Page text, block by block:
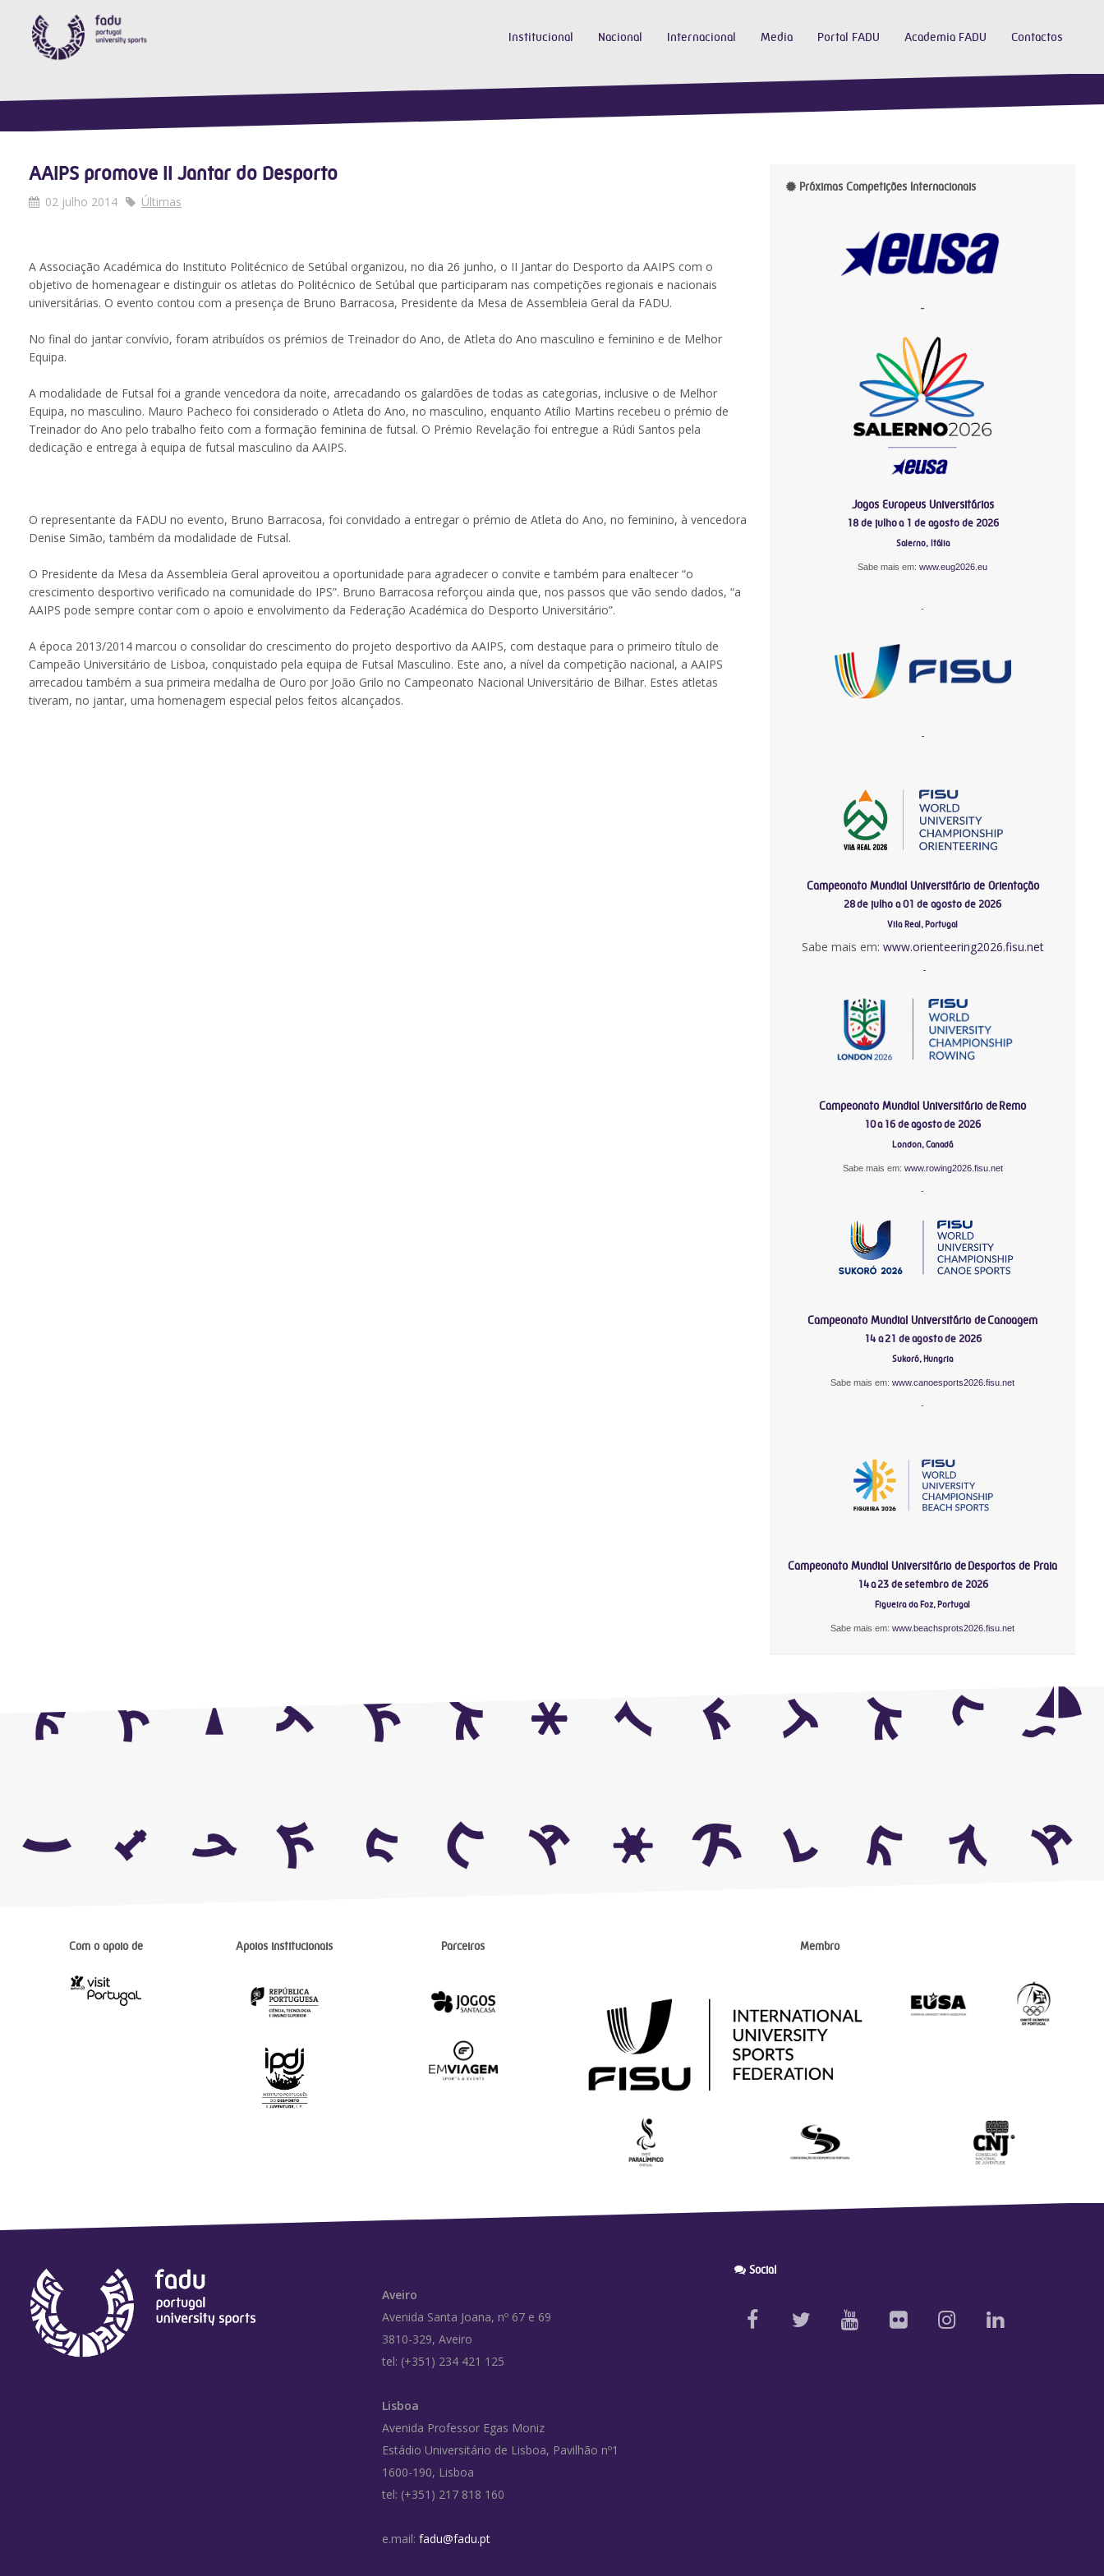
Institucional Nacional Internacional Media Portal FADU Academia FADU Contactos
AAIPS promove II Jantar do Desporto
02 julho 2014 Últimas
A Associação Académica do Instituto Politécnico de Setúbal organizou, no dia 26 junho, o II Jantar do Desporto da AAIPS com o
objetivo de homenagear e distinguir os atletas do Politécnico de Setúbal que participaram nas competições regionais e nacionais
universitárias. O evento contou com a presença de Bruno Barracosa, Presidente da Mesa de Assembleia Geral da FADU.
No final do jantar convívio, foram atribuídos os prémios de Treinador do Ano, de Atleta do Ano masculino e feminino e de Melhor
Equipa.
A modalidade de Futsal foi a grande vencedora da noite, arrecadando os galardões de todas as categorias, inclusive o de Melhor
Equipa, no masculino. Mauro Pacheco foi considerado o Atleta do Ano, no masculino, enquanto Atílio Martins recebeu o prémio de
Treinador do Ano pelo trabalho feito com a formação feminina de futsal. O Prémio Revelação foi entregue a Rúdi Santos pela
dedicação e entrega à equipa de futsal masculino da AAIPS.
O representante da FADU no evento, Bruno Barracosa, foi convidado a entregar o prémio de Atleta do Ano, no feminino, à vencedora
Denise Simão, também da modalidade de Futsal.
O Presidente da Mesa da Assembleia Geral aproveitou a oportunidade para agradecer o convite e também para enaltecer “o
crescimento desportivo verificado na comunidade do IPS”. Bruno Barracosa reforçou ainda que, nos passos que vão sendo dados, “a
AAIPS pode sempre contar com o apoio e envolvimento da Federação Académica do Desporto Universitário”.
A época 2013/2014 marcou o consolidar do crescimento do projeto desportivo da AAIPS, com destaque para o primeiro título de
Campeão Universitário de Lisboa, conquistado pela equipa de Futsal Masculino. Este ano, a nível da competição nacional, a AAIPS
arrecadou também a sua primeira medalha de Ouro por João Grilo no Campeonato Nacional Universitário de Bilhar. Estes atletas
tiveram, no jantar, uma homenagem especial pelos feitos alcançados.
Próximas Competições Internacionais
-
Jogos Europeus Universitários
18 de julho a 1 de agosto de 2026
Salerno, Itália
Sabe mais em:www.eug2026.eu
-
-
Campeonato Mundial Universitário de Orientação
28 de julho a 01 de agosto de 2026
Vila Real, Portugal
Sabe mais em: www.orienteering2026.fisu.net
-
Campeonato Mundial Universitário de Remo
10 a 16 de agosto de 2026
London, Canadá
Sabe mais em: www.rowing2026.fisu.net
-
Campeonato Mundial Universitário de Canoagem
14 a 21 de agosto de 2026
Sukoró, Hungria
Sabe mais em:www.canoesports2026.fisu.net
-
Campeonato Mundial Universitário de Desportos de Praia
14 a 23 de setembro de 2026
Figueira da Foz, Portugal
Sabe mais em:www.beachsprots2026.fisu.net
Com o apoio de Apoios institucionais Parceiros Membro
Aveiro
Avenida Santa Joana, nº 67 e 69
3810-329, Aveiro
tel: (+351) 234 421 125
Lisboa
Avenida Professor Egas Moniz
Estádio Universitário de Lisboa, Pavilhão nº1
1600-190, Lisboa
tel: (+351) 217 818 160
e.mail: fadu@fadu.pt
Social